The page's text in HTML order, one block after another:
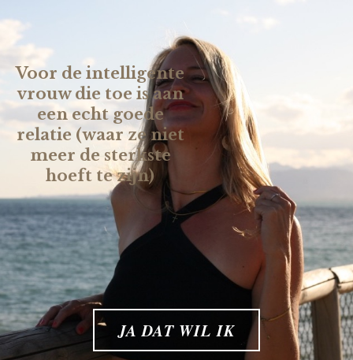
Voor de intelligente
vrouw die toe is aan
een echt goede
relatie (waar ze niet
meer de sterkste
hoeft te zijn)
JA DAT WIL IK